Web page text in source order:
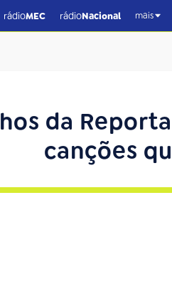
rádioMEC rádioNacional mais
da
canções